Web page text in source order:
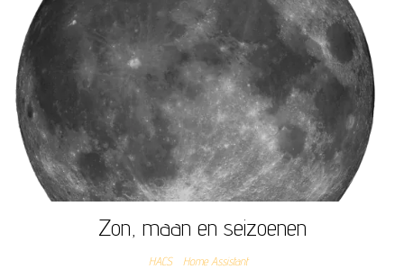
Zon, maan en seizoenen
HACS Home Assistant